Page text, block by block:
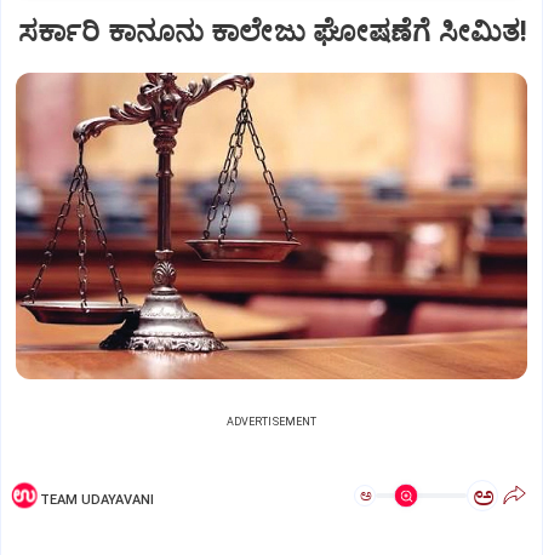
ಸರ್ಕಾರಿ ಕಾನೂನು ಕಾಲೇಜು ಘೋಷಣೆಗೆ ಸೀಮಿತ!
ADVERTISEMENT
TEAM UDAYAVANI ಅ ಅ